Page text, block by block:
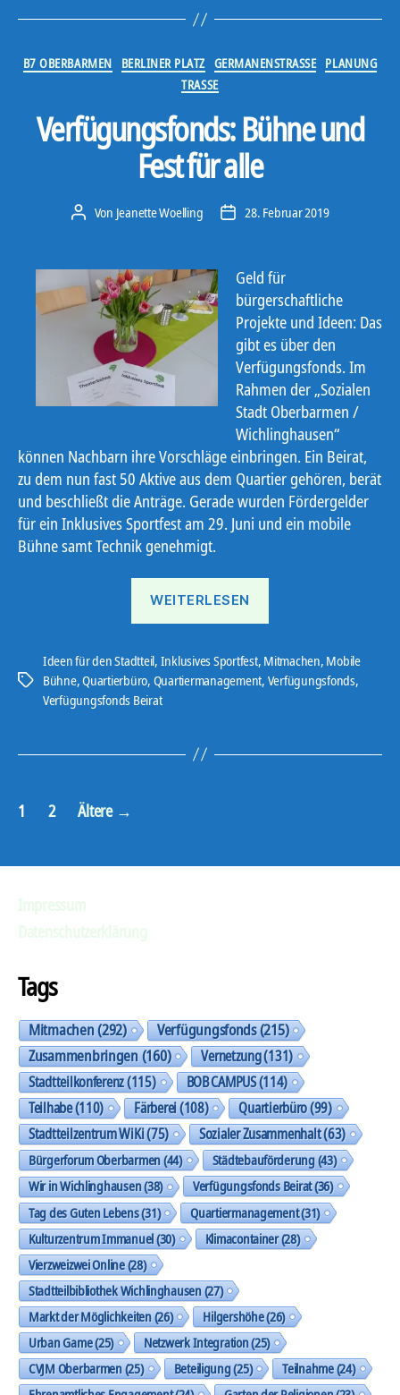
Kategorien
B7 OBERBARMEN BERLINER PLATZ GERMANENSTRASSE
PLANUNG
TRASSE
Verfügungsfonds: Bühne und
Fest für alle
Beitragsautor
Von Jeanette Woelling Veröffentlichungsdatum
28. Februar 2019
Geld für
bürgerschaftliche
Projekte und Ideen: Das
gibt es über den
Verfügungsfonds. Im
Rahmen der „Sozialen
Stadt Oberbarmen /
Wichlinghausen“
können Nachbarn ihre Vorschläge einbringen. Ein Beirat,
zu dem nun fast 50 Aktive aus dem Quartier gehören, berät
und beschließt die Anträge. Gerade wurden Fördergelder
für ein Inklusives Sportfest am 29. Juni und ein mobile
Bühne samt Technik genehmigt.
WEITERLESEN
Fest
für
Schlagwörter
Ideen für den Stadtteil, Inklusives Sportfest, Mitmachen, Mobile
Bühne,Quartierbüro, Quartiermanagement, Verfügungsfonds,
Verfügungsfonds Beirat
Seitennummerierung
Beiträge
1 2 Ältere →
Tags
Mitmachen(292) Verfügungsfonds(215)
Zusammenbringen(160) Vernetzung(131)
Stadtteilkonferenz(115) BOB CAMPUS(114)
Teilhabe(110) Färberei(108) Quartierbüro(99)
Stadtteilzentrum WiKi(75) Sozialer Zusammenhalt(63)
Bürgerforum Oberbarmen(44) Städtebauförderung(43)
Wir in Wichlinghausen(38) Verfügungsfonds Beirat(36)
Tag des Guten Lebens(31) Quartiermanagement(31)
Kulturzentrum Immanuel(30) Klimacontainer(28)
Vierzweizwei Online(28)
Stadtteilbibliothek Wichlinghausen(27)
Markt der Möglichkeiten(26) Hilgershöhe(26)
Urban Game(25) Netzwerk Integration(25)
CVJM Oberbarmen(25) Beteiligung(25) Teilnahme(24)